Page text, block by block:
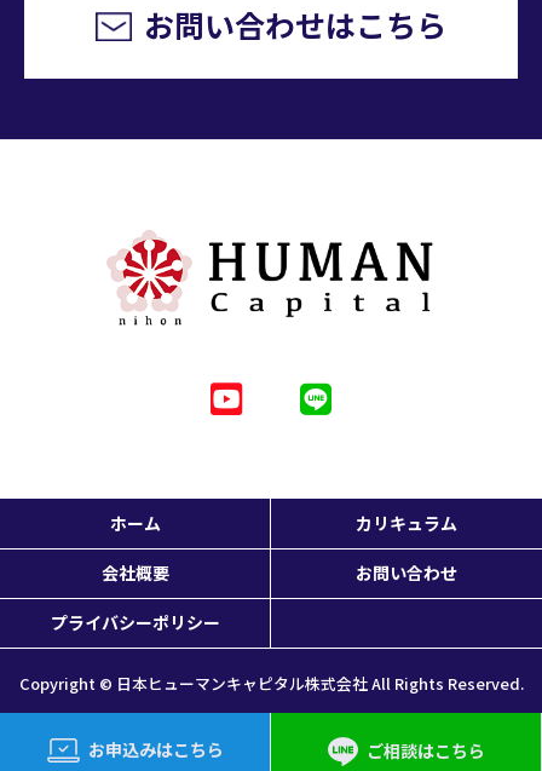
お申込みはこちら ご相談はこちら
お問い合わせはこちら
ホーム カリキュラム
会社概要 お問い合わせ
プライバシーポリシー
Copyright © 日本ヒューマンキャピタル株式会社 All Rights Reserved.